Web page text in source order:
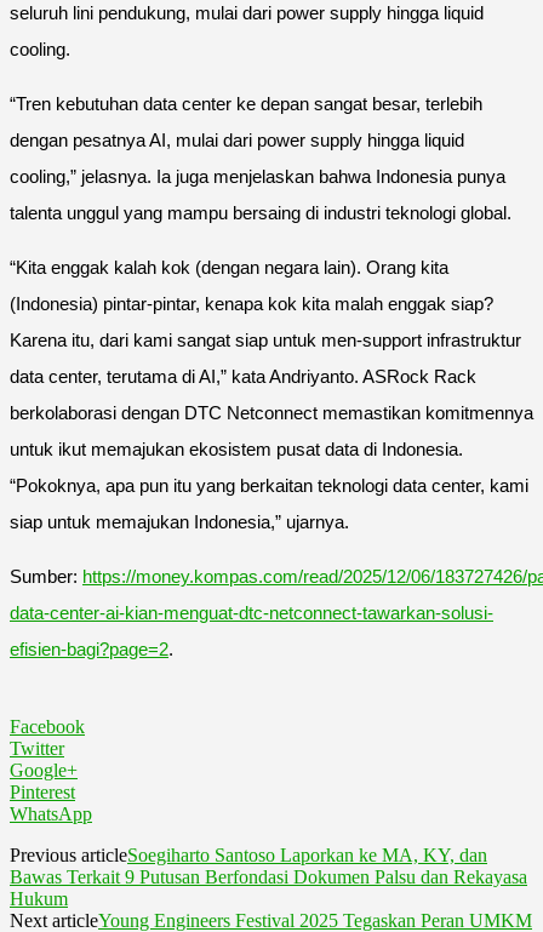
seluruh lini pendukung, mulai dari power supply hingga liquid
cooling.
“Tren kebutuhan data center ke depan sangat besar, terlebih
dengan pesatnya AI, mulai dari power supply hingga liquid
cooling,” jelasnya. Ia juga menjelaskan bahwa Indonesia punya
talenta unggul yang mampu bersaing di industri teknologi global.
“Kita enggak kalah kok (dengan negara lain). Orang kita
(Indonesia) pintar-pintar, kenapa kok kita malah enggak siap?
Karena itu, dari kami sangat siap untuk men-support infrastruktur
data center, terutama di AI,” kata Andriyanto. ASRock Rack
berkolaborasi dengan DTC Netconnect memastikan komitmennya
untuk ikut memajukan ekosistem pusat data di Indonesia.
“Pokoknya, apa pun itu yang berkaitan teknologi data center, kami
siap untuk memajukan Indonesia,” ujarnya.
Sumber: https://money.kompas.com/read/2025/12/06/183727426/
data-center-ai-kian-menguat-dtc-netconnect-tawarkan-solusi-
efisien-bagi?page=2.
Facebook
Twitter
Google+
Pinterest
WhatsApp
Previous articleSoegiharto Santoso Laporkan ke MA, KY, dan
Bawas Terkait 9 Putusan Berfondasi Dokumen Palsu dan Rekayasa
Hukum
Next articleYoung Engineers Festival 2025 Tegaskan Peran UMKM